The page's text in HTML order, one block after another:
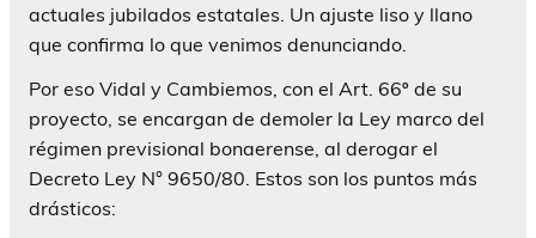
actuales jubilados estatales. Un ajuste liso y llano
que confirma lo que venimos denunciando.
Por eso Vidal y Cambiemos, con el Art. 66º de su
proyecto, se encargan de demoler la Ley marco del
régimen previsional bonaerense, al derogar el
Decreto Ley N° 9650/80. Estos son los puntos más
drásticos: